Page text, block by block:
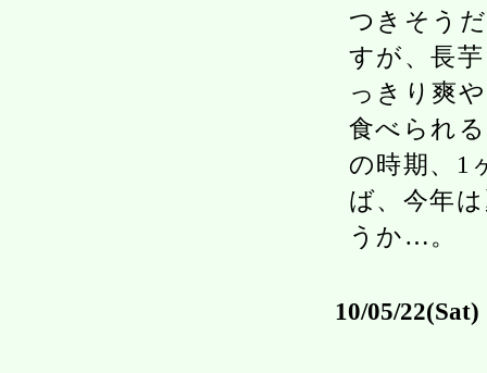
つきそう
すが、長
っきり爽
食べられ
の時期、1
ば、今年
うか…。
10/05/22(Sat)